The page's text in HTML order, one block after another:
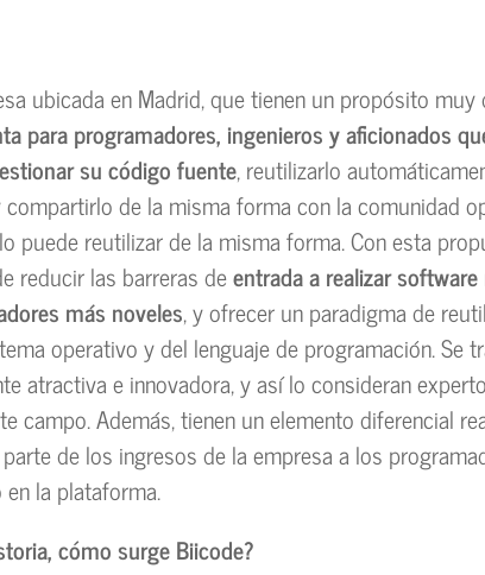
ubicada en Madrid, que tienen un propósito muy
para programadores, ingenieros y aficionados
su código fuente, reutilizarlo
de la misma forma con la comunidad
puede reutilizar de la misma forma. Con esta
reducir las barreras deentrada a realizar
más noveles, y ofrecer un paradigma de
operativo y del lenguaje de programación. Se
atractiva e innovadora, y así lo consideran
campo. Además, tienen un elemento diferencial
de los ingresos de la empresa a los
la plataforma.
cómo surge Biicode?